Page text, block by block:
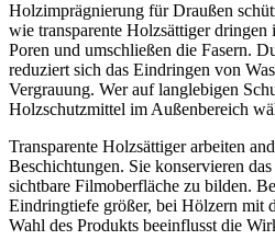
Holzimprägnierung für Draußen
wie transparente Holzsättiger
Poren und umschließen die Fasern.
reduziert sich das Eindringen von
Vergrauung. Wer auf langlebigen
Holzschutzmittel im Außenbereich
Transparente Holzsättiger arbeiten
Beschichtungen. Sie konservieren
sichtbare Filmoberfläche zu bilden.
Eindringtiefe größer, bei Hölzern mit
Wahl des Produkts beeinflusst die